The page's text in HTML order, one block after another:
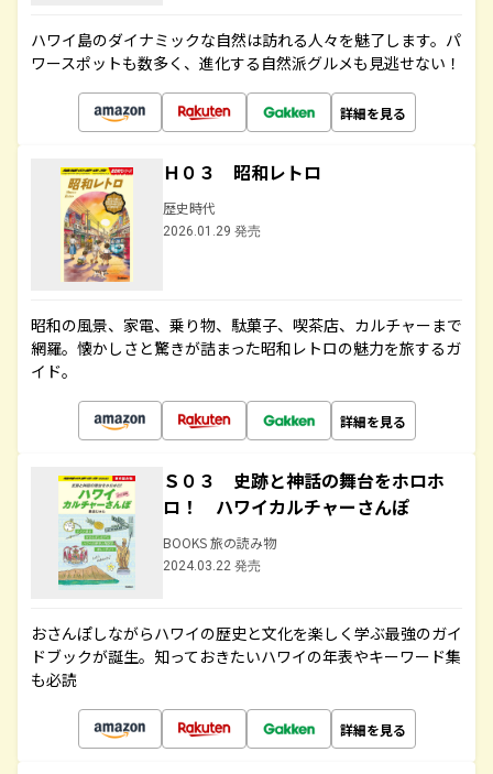
ハワイ島のダイナミックな自然は訪れる人々を魅了します。パ
ワースポットも数多く、進化する自然派グルメも見逃せない！
詳細を見る
Ｈ０３ 昭和レトロ
歴史時代
2026.01.29 発売
昭和の風景、家電、乗り物、駄菓子、喫茶店、カルチャーまで
網羅。懐かしさと驚きが詰まった昭和レトロの魅力を旅するガ
イド。
詳細を見る
Ｓ０３ 史跡と神話の舞台をホロホ
ロ！ ハワイカルチャーさんぽ
BOOKS 旅の読み物
2024.03.22 発売
おさんぽしながらハワイの歴史と文化を楽しく学ぶ最強のガイ
ドブックが誕生。知っておきたいハワイの年表やキーワード集
も必読
詳細を見る